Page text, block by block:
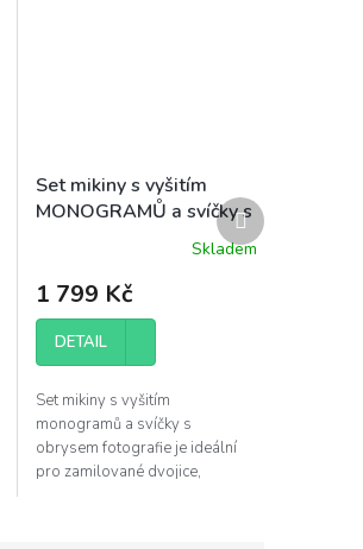
Set mikiny s vyšitím
MONOGRAMŮ a svíčky s
OBRYSEM FOTOGRAFIE,
Skladem
1 799 Kč
DETAIL
Set mikiny s vyšitím
monogramů a svíčky s
obrysem fotografie je ideální
pro zamilované dvojice,
Další
produkt